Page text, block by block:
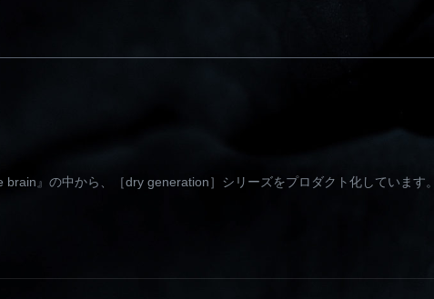
brain』の中から、［dry generation］シリーズをプロダクト化しています